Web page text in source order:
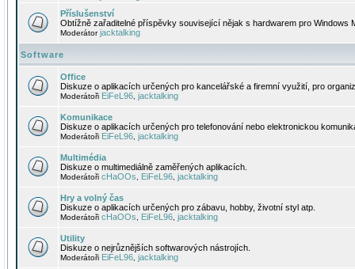
Příslušenství
Obtížně zařaditelné příspěvky související nějak s hardwarem pro Windows
Moderátorjacktalking
Software
Office
Diskuze o aplikacích určených pro kancelářské a firemní využití, pro
Moderátoři EiFeL96 jacktalking
Komunikace
Diskuze o aplikacích určených pro telefonování nebo elektronickou
Moderátoři EiFeL96 jacktalking
Multimédia
Diskuze o multimediálně zaměřených aplikacích.
Moderátoři cHaOOs EiFeL96 jacktalking
Hry a volný čas
Diskuze o aplikacích určených pro zábavu, hobby, životní styl atp.
Moderátoři cHaOOs EiFeL96 jacktalking
Utility
Diskuze o nejrůznějších softwarových nástrojích.
Moderátoři EiFeL96 jacktalking